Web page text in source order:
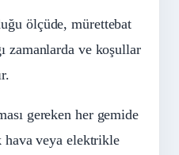
ölçüde, mürettebat
zamanlarda ve koşullar
gereken her gemide
hava veya elektrikle